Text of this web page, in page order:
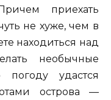
приехать
не хуже, чем в
находиться над
необычные
удастся
острова —